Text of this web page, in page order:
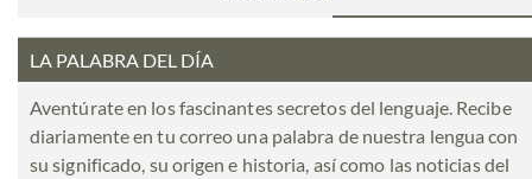
LA PALABRA DEL DÍA
Aventúrate en los fascinantes secretos del lenguaje. Recibe
diariamente en tu correo una palabra de nuestra lengua con
su significado, su origen e historia, así como las noticias del